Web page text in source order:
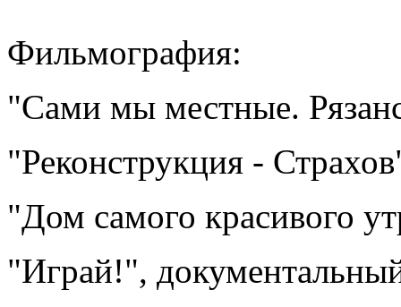
Фильмография:
"Сами мы местные.
"Реконструкция -
"Дом самого красивого
"Играй!",